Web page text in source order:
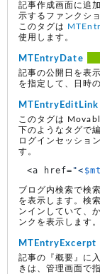
記事作成画面に追
示するファンクシ
このタグは
使用します。
MTEntryDate
記事の公開日を表
を指定して、日時
MTEntryEditLink
このタグは
下のようなタグで
ログインセッショ
す。
<a href= "< $mt
ブログ内検索で検
を表示します。検
ンインしていて、
ンクを表示します。
MTEntryExcerpt
記事の『概要』に
きは、管理画面で